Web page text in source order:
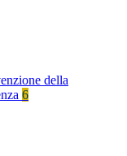
della
6